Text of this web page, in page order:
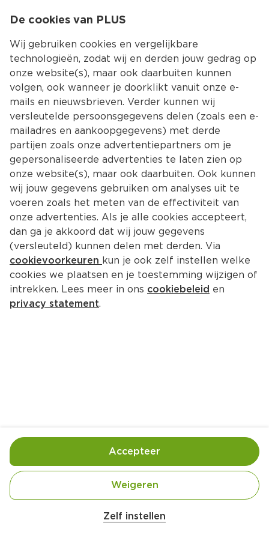
Kies jouw
Terug Producten
BIO+ Biologische chiazaden
Zak 275 g  (kilo €14.51)
Handige informatie over dit product
Nutri-Score A
De cookies van PLUS
Wij gebruiken cookies en vergelijkbare
technologieën, zodat wij en derden jouw gedrag op
onze website(s), maar ook daarbuiten kunnen
volgen, ook wanneer je doorklikt vanuit onze e-
mails en nieuwsbrieven. Verder kunnen wij
versleutelde persoonsgegevens delen (zoals een e-
mailadres en aankoopgegevens) met derde
partijen zoals onze advertentiepartners om je
gepersonaliseerde advertenties te laten zien op
onze website(s), maar ook daarbuiten. Ook kunnen
wij jouw gegevens gebruiken om analyses uit te
voeren zoals het meten van de effectiviteit van
onze advertenties. Als je alle cookies accepteert,
dan ga je akkoord dat wij jouw gegevens
(versleuteld) kunnen delen met derden. Via
cookievoorkeuren kun je ook zelf instellen welke
cookies we plaatsen en je toestemming wijzigen of
intrekken. Lees meer in ons cookiebeleid en
privacy statement.
Zelf instellen
Weigeren
Accepteer